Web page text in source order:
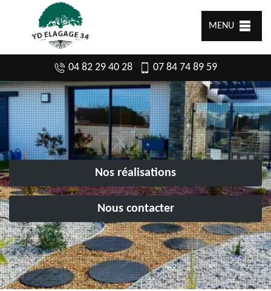
MENU
04 82 29 40 28 07 84 74 89 59
Nos réalisations
Nous contacter